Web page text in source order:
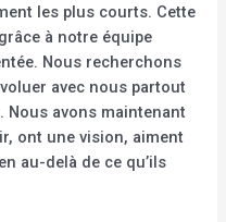
les plus courts. Cette
à notre équipe
Nous recherchons
avec nous partout
Nous avons maintenant
ont une vision, aiment
au-delà de ce qu’ils